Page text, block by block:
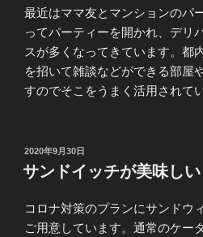
最近はママ友とマンションのパ
ってパーティーを開かれ、デリ
スが多くなってきています。都
を招いて雑談などができる部屋
すのでそこをうまく活用されて
投
稿
日:
2020年9月30日
サンドイッチが美味しい
コロナ対策のプランにサンドウ
ご用意しています。通常のケー